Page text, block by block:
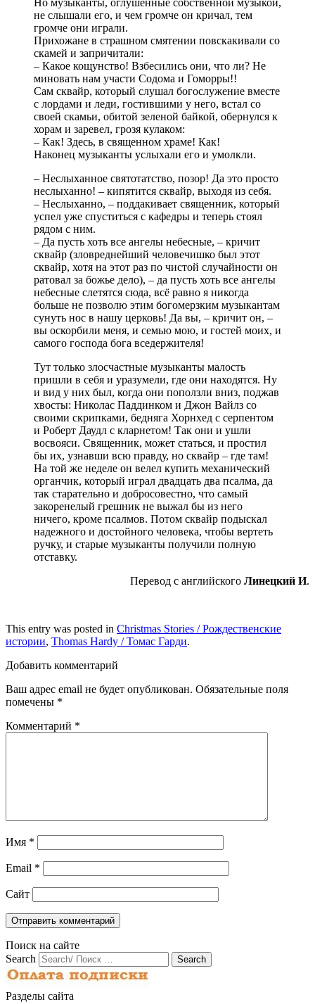
Но музыканты, оглушенные собственной музыкой,
не слышали его, и чем громче он кричал, тем
громче они играли.
Прихожане в страшном смятении повскакивали со
скамей и запричитали:
– Какое кощунство! Взбесились они, что ли? Не
миновать нам участи Содома и Гоморры!!
Сам сквайр, который слушал богослужение вместе
с лордами и леди, гостившими у него, встал со
своей скамьи, обитой зеленой байкой, обернулся к
хорам и заревел, грозя кулаком:
– Как! Здесь, в священном храме! Как!
Наконец музыканты услыхали его и умолкли.
– Неслыханное святотатство, позор! Да это просто
неслыханно! – кипятится сквайр, выходя из себя.
– Неслыханно, – поддакивает священник, который
успел уже спуститься с кафедры и теперь стоял
рядом с ним.
– Да пусть хоть все ангелы небесные, – кричит
сквайр (зловреднейший человечишко был этот
сквайр, хотя на этот раз по чистой случайности он
ратовал за божье дело), – да пусть хоть все ангелы
небесные слетятся сюда, всё равно я никогда
больше не позволю этим богомерзким музыкантам
сунуть нос в нашу церковь! Да вы, – кричит он, –
вы оскорбили меня, и семью мою, и гостей моих, и
самого господа бога вседержителя!
Тут только злосчастные музыканты малость
пришли в себя и уразумели, где они находятся. Ну
и вид у них был, когда они поползли вниз, поджав
хвосты: Николас Паддинком и Джон Вайлз со
своими скрипками, бедняга Хорнхед с серпентом
и Роберт Даудл с кларнетом! Так они и ушли
восвояси. Священник, может статься, и простил
бы их, узнавши всю правду, но сквайр – где там!
На той же неделе он велел купить механический
органчик, который играл двадцать два псалма, да
так старательно и добросовестно, что самый
закоренелый грешник не выжал бы из него
ничего, кроме псалмов. Потом сквайр подыскал
надежного и достойного человека, чтобы вертеть
ручку, и старые музыканты получили полную
отставку.
Перевод с английского Линецкий И.
This entry was posted in Christmas Stories / Рождественские
истории, Thomas Hardy / Томас Гарди.
Добавить комментарий
Ваш адрес email не будет опубликован. Обязательные поля
помечены *
Комментарий *
Имя *
Email *
Сайт
Поиск на сайте
Search
Разделы сайта